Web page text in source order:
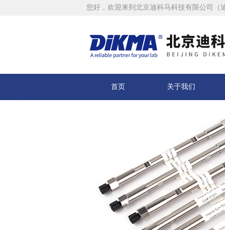
您好，欢迎来到北京迪科马科技有限公司（
首页 关于我们